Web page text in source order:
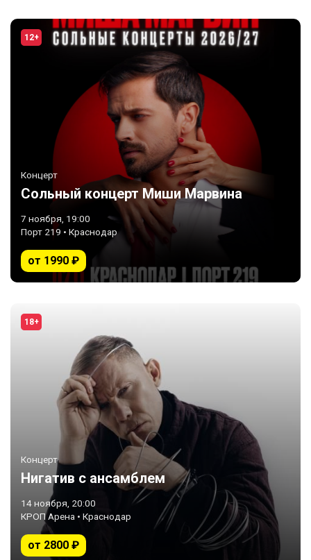
12+
Концерт
Сольный концерт Миши Марвина
7 ноября, 19:00
Порт 219 • Краснодар
от 1990 ₽
18+
Концерт
Нигатив c ансамблем
14 ноября, 20:00
КРОП Арена • Краснодар
от 2800 ₽